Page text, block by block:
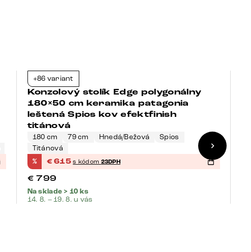
+86 variant
Konzolový stolík Edge polygonálny
180×50 cm keramika patagonia
leštená Spios kov efektfinish
titánová
180 cm 79 cm Hnedá/Bežová
Spios
Titánová
% €615 s kódom 23DPH
€ 799
Na sklade > 10 ks
14. 8. – 19. 8. u vás